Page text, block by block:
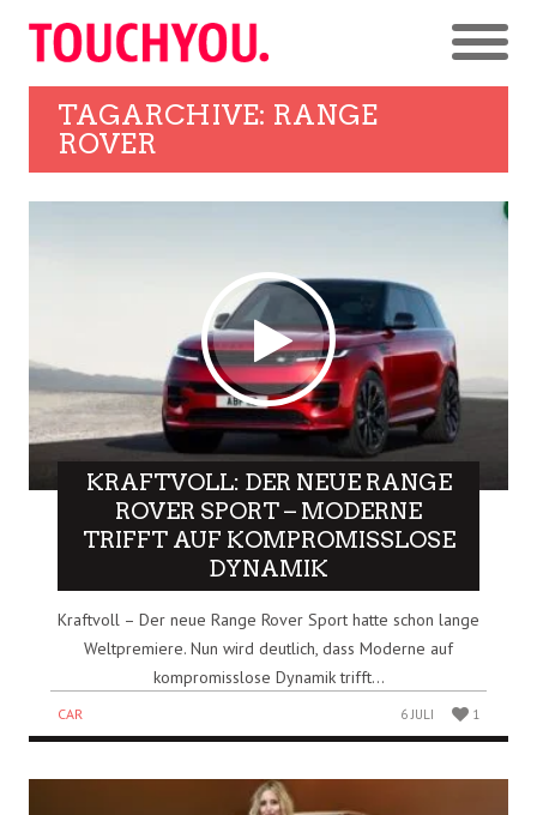
TAGARCHIVE: RANGE
ROVER
KRAFTVOLL: DER NEUE RANGE
ROVER SPORT – MODERNE
TRIFFT AUF KOMPROMISSLOSE
DYNAMIK
Kraftvoll – Der neue Range Rover Sport hatte schon lange
Weltpremiere. Nun wird deutlich, dass Moderne auf
kompromisslose Dynamik trifft...
CAR 6 JULI 1